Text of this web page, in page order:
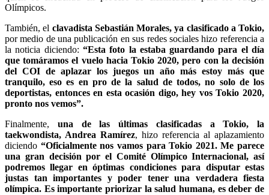
Olímpicos.
También, el clavadista Sebastián Morales, ya clasificado a Tokio,
por medio de una publicación en sus redes sociales hizo referencia a
la noticia diciendo: “Esta foto la estaba guardando para el día
que tomáramos el vuelo hacia Tokio 2020, pero con la decisión
del COI de aplazar los juegos un año más estoy más que
tranquilo, eso es en pro de la salud de todos, no solo de los
deportistas, entonces en esta ocasión digo, hey vos Tokio 2020,
pronto nos vemos”.
Finalmente, una de las últimas clasificadas a Tokio, la
taekwondista, Andrea Ramírez, hizo referencia al aplazamiento
diciendo “Oficialmente nos vamos para Tokio 2021. Me parece
una gran decisión por el Comité Olímpico Internacional, así
podremos llegar en óptimas condiciones para disputar estas
justas tan importantes y poder tener una verdadera fiesta
olímpica. Es importante priorizar la salud humana, es deber de